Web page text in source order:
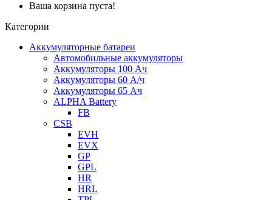
Ваша корзина пуста!
Категории
Аккумуляторные батареи
Автомобильные аккумуляторы
Аккумуляторы 100 Ач
Аккумуляторы 60 А/ч
Аккумуляторы 65 Ач
ALPHA Battery
FB
CSB
EVH
EVX
GP
GPL
HR
HRL